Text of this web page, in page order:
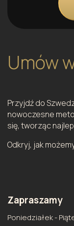
Umów
Przyjdź do
nowoczesne
się, tworząc
Odkryj, jak
Zapraszamy
Poniedziałek -